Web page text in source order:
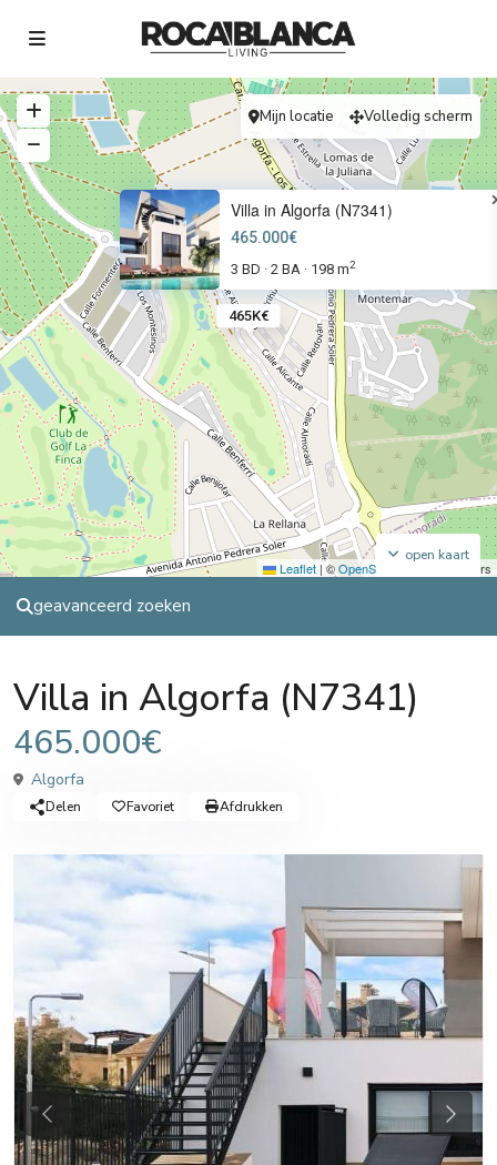
465K€
Villa in Algorfa (N7341)
465.000€
3 BD · 2 BA · 198 m2
Leaflet |©OpenStreetMap contributors
open kaart
Mijn locatie Volledig scherm
geavanceerd zoeken
Villa in Algorfa (N7341)
465.000€
Algorfa
Delen Favoriet Afdrukken
Previous Next